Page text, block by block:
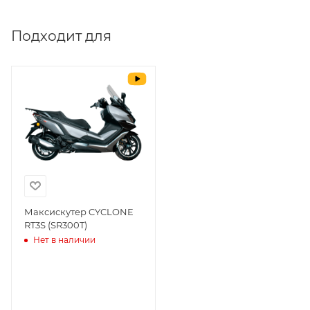
Уважаемые пользователи, в настоящем
которыми необходимо ознакомиться
покупателю, в случае приобретения
товара в нашем салоне. Здесь
размещены общие сведения по
решению возможных гарантийных
случаев и образцы необходимых для
гарантийные обязательства на
приобретаемую технику подробно
изложены в Руководстве по
Подходит для
Максискутер CYCLONE
RT3S (SR300T)
Нет в наличии